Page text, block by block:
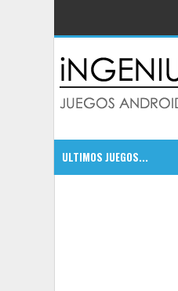
ULTIMOS JUEGOS...